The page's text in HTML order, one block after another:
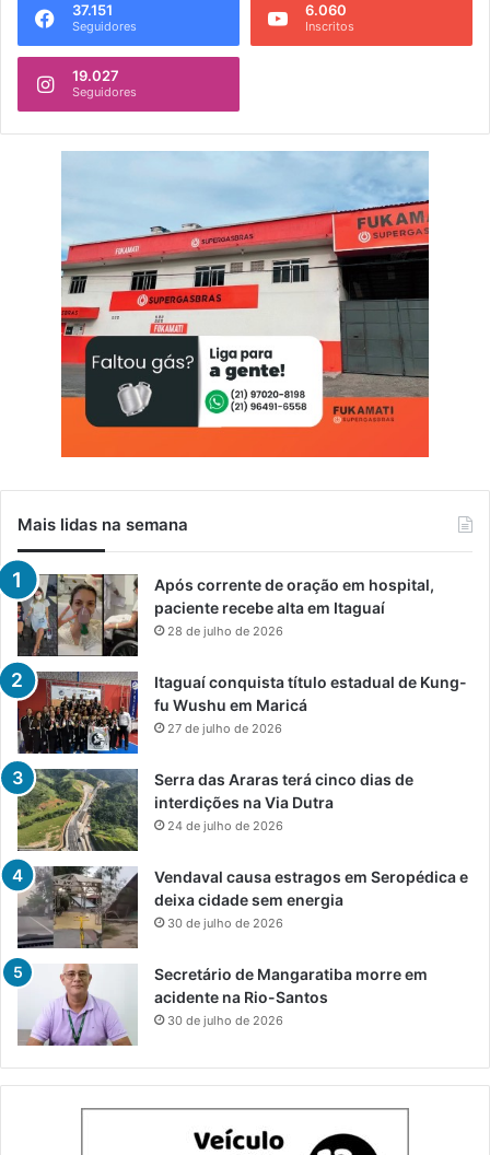
37.151
Seguidores
6.060
Inscritos
19.027
Seguidores
Mais lidas na semana
Após corrente de oração em hospital,
paciente recebe alta em Itaguaí
28 de julho de 2026
Itaguaí conquista título estadual de Kung-
fu Wushu em Maricá
27 de julho de 2026
Serra das Araras terá cinco dias de
interdições na Via Dutra
24 de julho de 2026
Vendaval causa estragos em Seropédica e
deixa cidade sem energia
30 de julho de 2026
Secretário de Mangaratiba morre em
acidente na Rio-Santos
30 de julho de 2026